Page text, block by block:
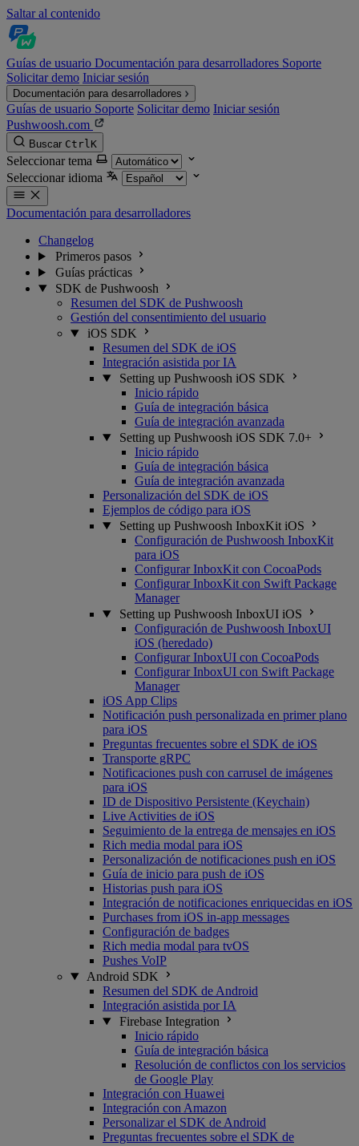
Saltar al contenido
Guías de usuario Documentación para desarrolladores Soporte
Solicitar demo Iniciar sesión
Documentación para desarrolladores
Guías de usuario Soporte Solicitar demo Iniciar sesión
Pushwoosh.com
Buscar CtrlK
Seleccionar tema
Seleccionar idioma
Documentación para desarrolladores
Changelog
Primeros pasos
Guías prácticas
SDK de Pushwoosh
Resumen del SDK de Pushwoosh
Gestión del consentimiento del usuario
iOS SDK
Resumen del SDK de iOS
Integración asistida por IA
Setting up Pushwoosh iOS SDK
Inicio rápido
Guía de integración básica
Guía de integración avanzada
Setting up Pushwoosh iOS SDK 7.0+
Inicio rápido
Guía de integración básica
Guía de integración avanzada
Personalización del SDK de iOS
Ejemplos de código para iOS
Setting up Pushwoosh InboxKit iOS
Configuración de Pushwoosh InboxKit
para iOS
Configurar InboxKit con CocoaPods
Configurar InboxKit con Swift Package
Manager
Setting up Pushwoosh InboxUI iOS
Configuración de Pushwoosh InboxUI
iOS (heredado)
Configurar InboxUI con CocoaPods
Configurar InboxUI con Swift Package
Manager
iOS App Clips
Notificación push personalizada en primer plano
para iOS
Preguntas frecuentes sobre el SDK de iOS
Transporte gRPC
Notificaciones push con carrusel de imágenes
para iOS
ID de Dispositivo Persistente (Keychain)
Live Activities de iOS
Seguimiento de la entrega de mensajes en iOS
Rich media modal para iOS
Personalización de notificaciones push en iOS
Guía de inicio para push de iOS
Historias push para iOS
Integración de notificaciones enriquecidas en iOS
Purchases from iOS in-app messages
Configuración de badges
Rich media modal para tvOS
Pushes VoIP
Android SDK
Resumen del SDK de Android
Integración asistida por IA
Firebase Integration
Inicio rápido
Guía de integración básica
Resolución de conflictos con los servicios
de Google Play
Integración con Huawei
Integración con Amazon
Personalizar el SDK de Android
Preguntas frecuentes sobre el SDK de